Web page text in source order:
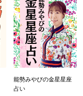
能勢みやびの金星星座
占い